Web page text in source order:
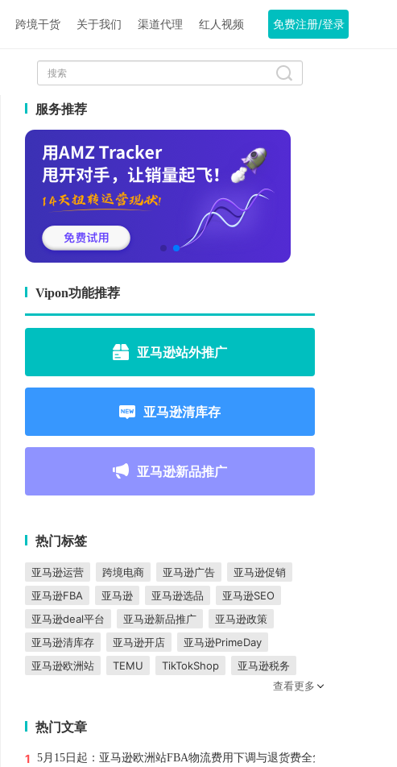
跨境干货 关于我们 渠道代理 红人视频 免费注册/登录
服务推荐
Vipon功能推荐
亚马逊站外推广
亚马逊清库存
亚马逊新品推广
热门标签
亚马逊运营 跨境电商 亚马逊广告
亚马逊促销
亚马逊FBA
亚马逊 亚马逊选品
亚马逊SEO
亚马逊deal平台
亚马逊新品推广
亚马逊政策
亚马逊清库存
亚马逊开店
亚马逊PrimeDay
亚马逊欧洲站
TEMU TikTokShop
亚马逊税务
东南亚市场
DeepSeek
亚马逊站外推广体系课
亚马逊春季大促
Deal平台
查看更多
热门文章
1 5月15日起：亚马逊欧洲站FBA物流费用下调与退货费全免解读